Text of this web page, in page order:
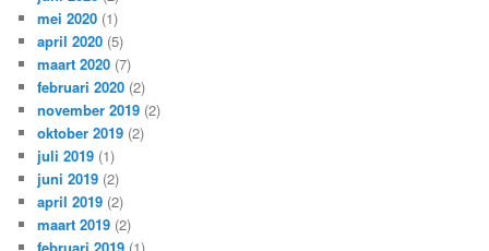
mei 2020 (1)
april 2020 (5)
maart 2020 (7)
februari 2020 (2)
november 2019 (2)
oktober 2019 (2)
juli 2019 (1)
juni 2019 (2)
april 2019 (2)
maart 2019 (2)
februari 2019 (1)